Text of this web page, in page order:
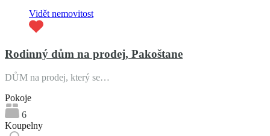
Vidět nemovitost
Rodinný dům na prodej, Pakoštane
DŮM na prodej, který se…
Pokoje
6
Koupelny